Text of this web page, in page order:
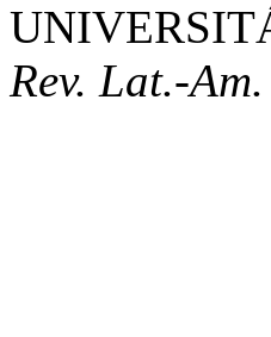
Rev. Lat.-